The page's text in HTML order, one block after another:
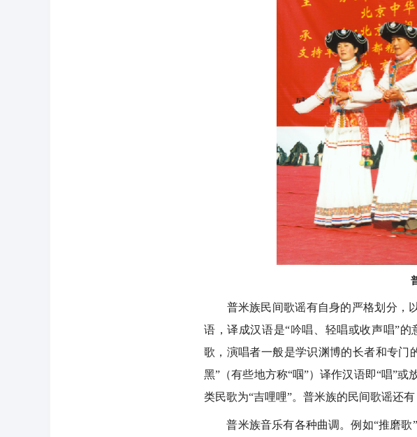
普米族民间歌谣有自身的严格划分，以
语，译成汉语是“吟唱、轻唱或收声唱”
歌，演唱者一般是学识渊博的长者和专门
黑”（有些地方称“啯”）译作汉语即“唱”
类民歌为“吉哩哩”。普米族的民间歌谣还
普米族音乐有各种曲调。例如“推磨歌